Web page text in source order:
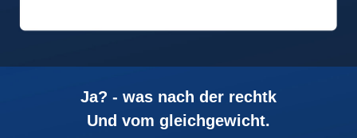
Ja? - was nach der rechtk
Und vom gleichgewicht.